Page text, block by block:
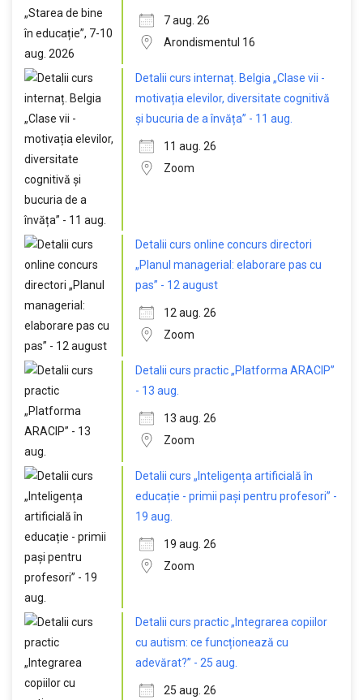
7 aug. 26
Arondismentul 16
Detalii curs internaț. Belgia „Clase vii -
motivația elevilor, diversitate cognitivă
și bucuria de a învăța” - 11 aug.
11 aug. 26
Zoom
Detalii curs online concurs directori
„Planul managerial: elaborare pas cu
pas” - 12 august
12 aug. 26
Zoom
Detalii curs practic „Platforma ARACIP”
- 13 aug.
13 aug. 26
Zoom
Detalii curs „Inteligența artificială în
educație - primii pași pentru profesori” -
19 aug.
19 aug. 26
Zoom
Detalii curs practic „Integrarea copiilor
cu autism: ce funcționează cu
adevărat?” - 25 aug.
25 aug. 26